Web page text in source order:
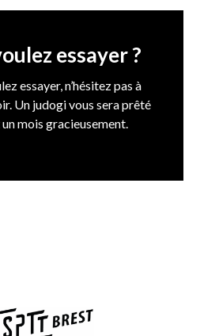
essayer ?
essayer, n’hésitez pas à
Un judogi vous sera prêté
mois gracieusement.